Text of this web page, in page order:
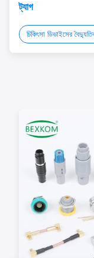
ট্যাগ
চিকিৎসা ডিভাইসের